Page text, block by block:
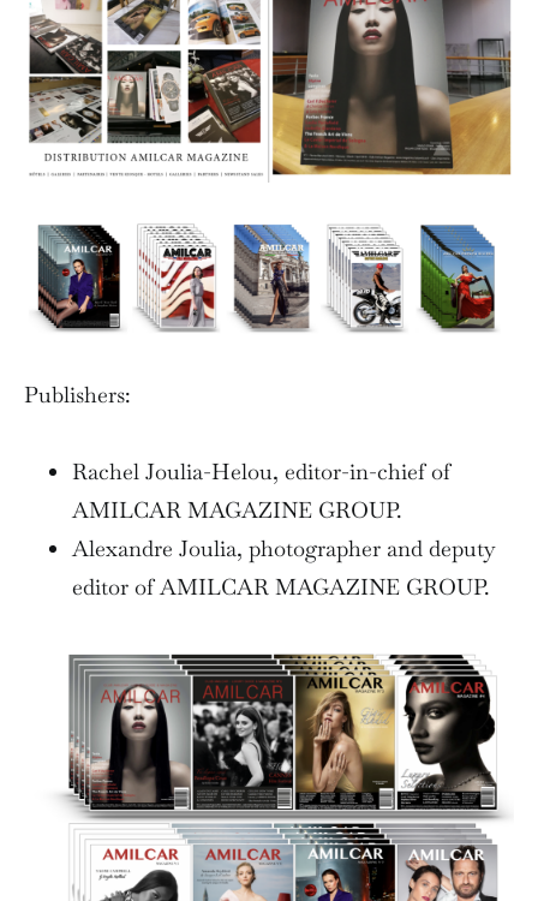
Publishers:
Rachel Joulia-Helou, editor-in-chief of
AMILCAR MAGAZINE GROUP.
Alexandre Joulia, photographer and deputy
editor of AMILCAR MAGAZINE GROUP.